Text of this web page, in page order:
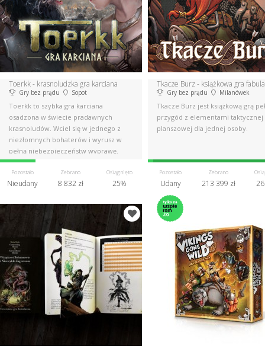
Toerkk - krasnoludzka gra karciana
Gry bez prądu Sopot
Toerkk to szybka gra karciana
osadzona w świecie pradawnych
krasnoludów. Wciel się w jednego z
niezłomnych bohaterów i wyrusz w
pełną niebezpieczeństw wyprawę.
Pozostało
Nieudany
Zebrano
8 832 zł
Osiągnięto
25%
Tkacze Burz - książkowa gra
Gry bez prądu Milanówek
Tkacze Burz jest książkową grą
przygód z elementami taktycznej
planszowej dla jednej osoby.
Pozostało
Udany
Zebrano
213 399 zł